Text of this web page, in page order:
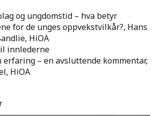
og ungdomstid – hva betyr
for de unges oppvekstvilkår?, Hans
HiOA
innlederne
erfaring – en avsluttende kommentar,
HiOA